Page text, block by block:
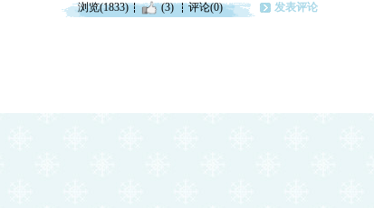
浏览(1833) (3) 评论(0) 发表评论